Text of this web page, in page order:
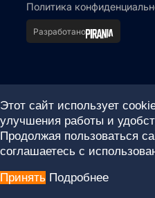
Политика
Разработано
Этот сайт использует
улучшения работы и
Продолжая пользоваться
соглашаетесь с
Принять Подробнее